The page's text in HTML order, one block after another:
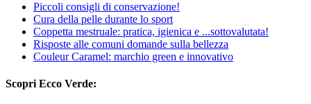
Piccoli consigli di conservazione!
Cura della pelle durante lo sport
Coppetta mestruale: pratica, igienica e ...sottovalutata!
Risposte alle comuni domande sulla bellezza
Couleur Caramel: marchio green e innovativo
Scopri Ecco Verde: